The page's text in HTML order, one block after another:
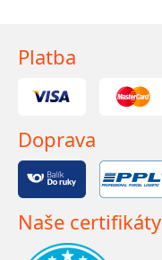
Platba
Doprava
Naše certifikáty